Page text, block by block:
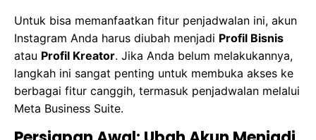
Untuk bisa memanfaatkan fitur penjadwalan ini, akun
Instagram Anda harus diubah menjadi Profil Bisnis
atau Profil Kreator. Jika Anda belum melakukannya,
langkah ini sangat penting untuk membuka akses ke
berbagai fitur canggih, termasuk penjadwalan melalui
Meta Business Suite.